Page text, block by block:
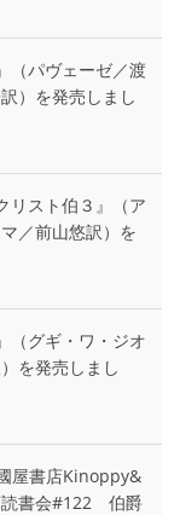
（パヴェーゼ／渡
）を発売しまし
リスト伯３』（ア
／前山悠訳）を
（グギ・ワ・ジオ
を発売しまし
屋書店Kinoppy&
読書会#122 伯爵